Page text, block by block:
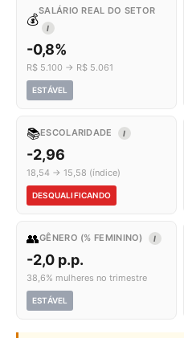
💰
SALÁRIO REAL DO SETOR
I
-0,8%
R$ 5.100 → R$ 5.061
ESTÁVEL
📚ESCOLARIDADE I
-2,96
18,54 → 15,58 (índice)
DESQUALIFICANDO
👥GÊNERO (% FEMININO) I
-2,0 p.p.
38,6% mulheres no trimestre
ESTÁVEL